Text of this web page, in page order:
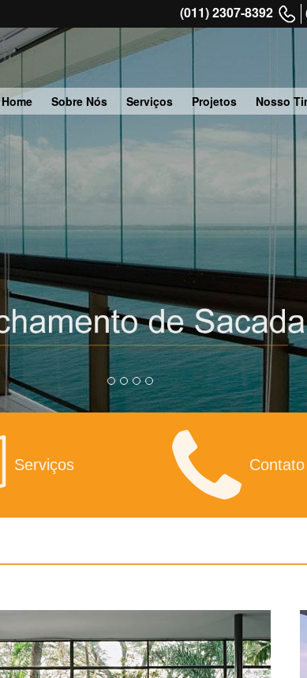
(011) 2307-8392
Home Sobre Nós Serviços Projetos Nosso
Serviços Contato